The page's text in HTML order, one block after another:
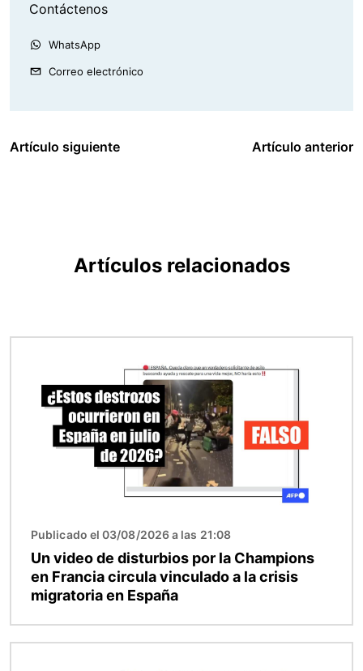
Contáctenos
WhatsApp
Correo electrónico
Artículo siguiente Artículo anterior
Artículos relacionados
Publicado el 03/08/2026 a las 21:08
Un video de disturbios por la Champions
en Francia circula vinculado a la crisis
migratoria en España